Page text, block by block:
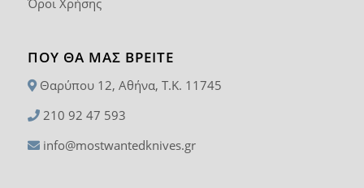
ΠΟΥ ΘΑ ΜΑΣ ΒΡΕΊΤΕ
Θαρύπου 12, Αθήνα, T.K. 11745
210 92 47 593
info@mostwantedknives.gr